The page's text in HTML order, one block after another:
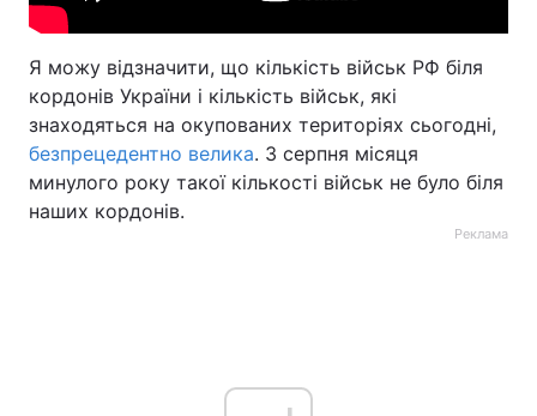
Я можу відзначити, що кількість військ РФ біля
кордонів України і кількість військ, які
знаходяться на окупованих територіях сьогодні,
безпрецедентно велика. З серпня місяця
минулого року такої кількості військ не було біля
наших кордонів.
Реклама